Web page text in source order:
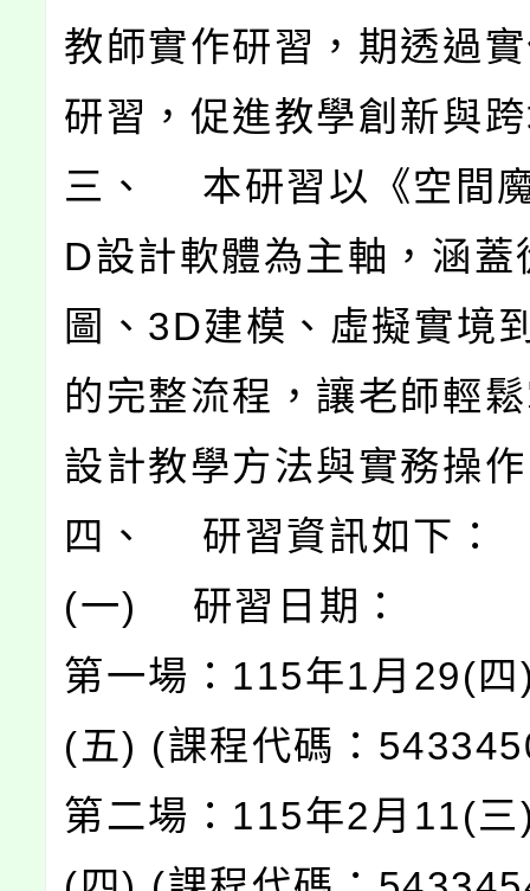
教師實作研習，期透過
研習，促進教學創新與
三、 本研習以《空間
D設計軟體為主軸，涵蓋
圖、3D建模、虛擬實境
的完整流程，讓老師輕
設計教學方法與實務操
四、 研習資訊如下：
(一) 研習日期：
第一場：115年1月29(
(五) (課程代碼：
第二場：115年2月11(